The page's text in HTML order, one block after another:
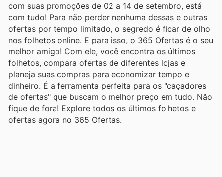
com suas promoções de 02 a 14 de setembro, está
com tudo! Para não perder nenhuma dessas e outras
ofertas por tempo limitado, o segredo é ficar de olho
nos folhetos online. E para isso, o 365 Ofertas é o seu
melhor amigo! Com ele, você encontra os últimos
folhetos, compara ofertas de diferentes lojas e
planeja suas compras para economizar tempo e
dinheiro. É a ferramenta perfeita para os "caçadores
de ofertas" que buscam o melhor preço em tudo. Não
fique de fora! Explore todos os últimos folhetos e
ofertas agora no 365 Ofertas.